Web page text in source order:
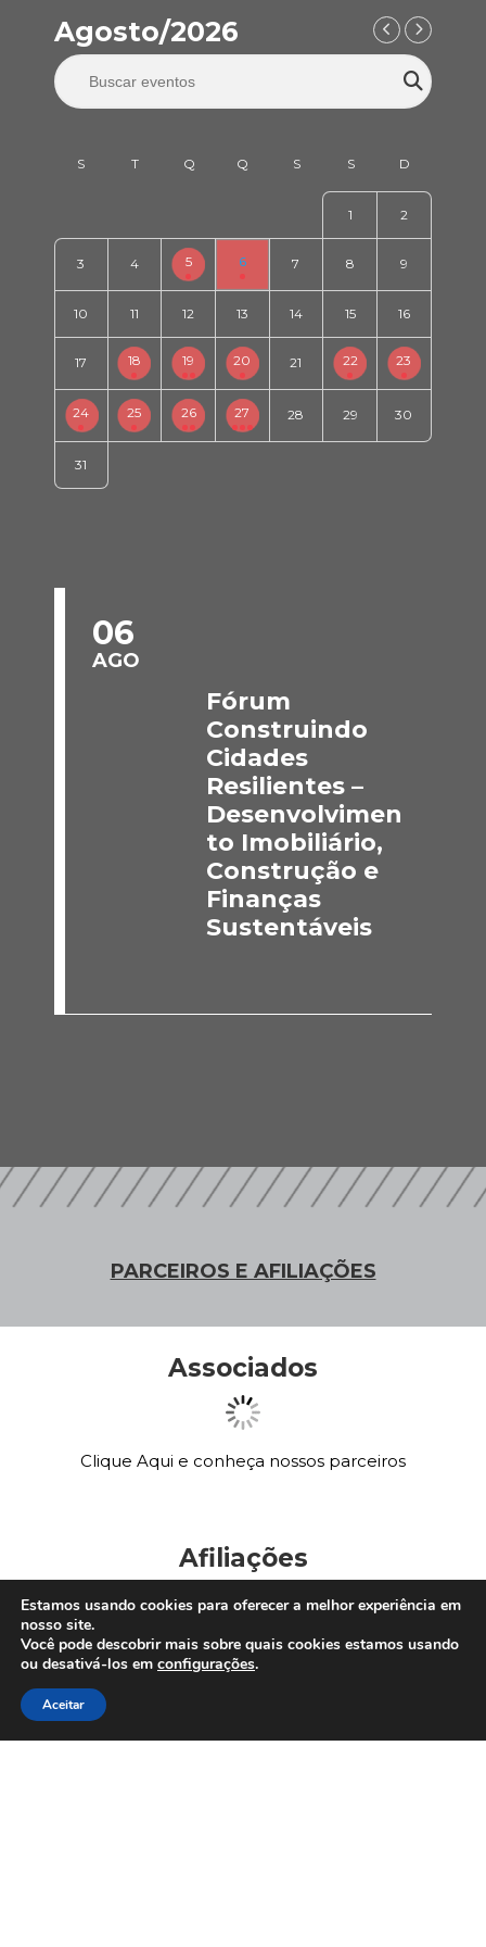
Agosto/2026
1 2
3 4 5 6 7 8 9
10 11 12 13 14 15 16
17 18 19 20 21 22 23
24 25 26 27 28 29 30
31
06
AGO
Fórum
Construindo
Cidades
Resilientes –
Desenvolvimen
to Imobiliário,
Construção e
Finanças
Sustentáveis
PARCEIROS E AFILIAÇÕES
Associados
Clique Aqui e conheça nossos parceiros
Afiliações
Estamos usando cookies para oferecer a melhor experiência em
nosso site.
Você pode descobrir mais sobre quais cookies estamos usando
ou desativá-los em configurações.
Aceitar